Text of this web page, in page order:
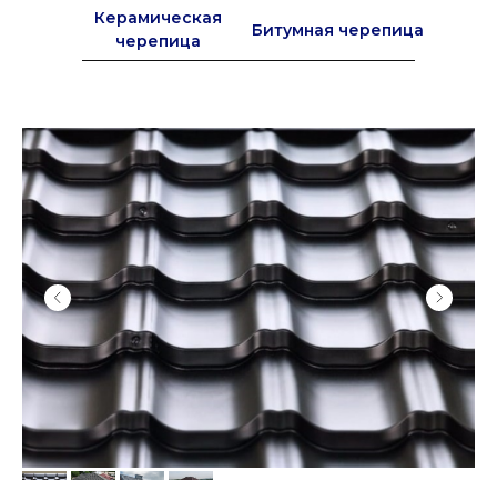
Керамическая
черепица
Битумная черепица